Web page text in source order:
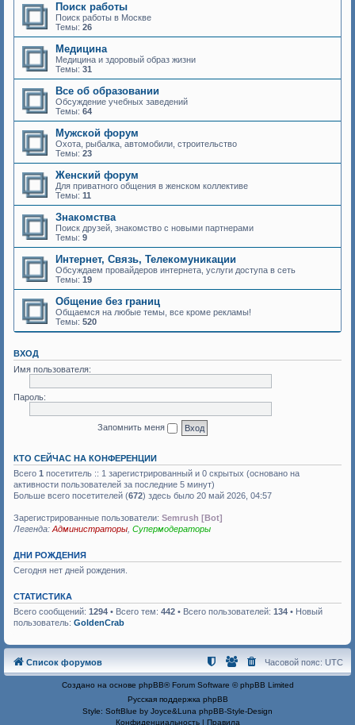
Поиск работы
Поиск работы в Москве
Темы: 26
Медицина
Медицина и здоровый образ жизни
Темы: 31
Все об образовании
Обсуждение учебных заведений
Темы: 64
Мужской форум
Охота, рыбалка, автомобили, строительство
Темы: 23
Женский форум
Для приватного общения в женском коллективе
Темы: 11
Знакомства
Поиск друзей, знакомство с новыми партнерами
Темы: 9
Интернет, Связь, Телекомуникации
Обсуждаем провайдеров интернета, услуги доступа в сеть
Темы: 19
Общение без границ
Общаемся на любые темы, все кроме рекламы!
Темы: 520
ВХОД
Имя пользователя:
Пароль:
Запомнить меня
КТО СЕЙЧАС НА КОНФЕРЕНЦИИ
Всего 1 посетитель :: 1 зарегистрированный и 0 скрытых (основано на
активности пользователей за последние 5 минут)
Больше всего посетителей (672) здесь было 20 май 2026, 04:57
Зарегистрированные пользователи: Semrush [Bot]
Легенда: Администраторы Супермодераторы
ДНИ РОЖДЕНИЯ
Сегодня нет дней рождения.
СТАТИСТИКА
Всего сообщений: 1294 • Всего тем: 442 • Всего пользователей: 134 • Новый
пользователь: GoldenCrab
Список форумов Часовой пояс: UTC
Создано на основе phpBB® Forum Software © phpBB Limited
Русская поддержка phpBB
Style: SoftBlue by Joyce&Luna phpBB-Style-Design
Конфиденциальность| Правила